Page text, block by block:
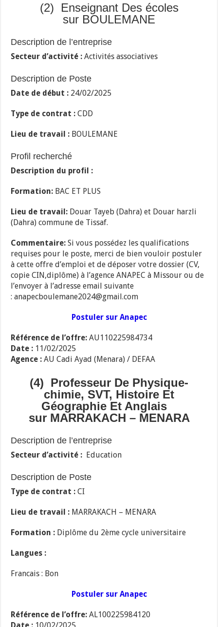
(2) Enseignant Des écoles
sur BOULEMANE
Description de l’entreprise
Secteur d’activité : Activités associatives
Description de Poste
Date de début : 24/02/2025
Type de contrat :CDD
Lieu de travail : BOULEMANE
Profil recherché
Description du profil :
Formation: BAC ET PLUS
Lieu de travail: Douar Tayeb (Dahra) et Douar harzli
(Dahra) commune de Tissaf.
Commentaire:Si vous possédez les qualifications
requises pour le poste, merci de bien vouloir postuler
à cette offre d’emploi et de déposer votre dossier (CV,
copie CIN,diplôme) à l’agence ANAPEC à Missour ou de
l’envoyer à l’adresse email suivante
: anapecboulemane2024@gmail.com
Postuler sur Anapec
Référence de l’offre: AU110225984734
Date : 11/02/2025
Agence :AU Cadi Ayad (Menara) / DEFAA
(4) Professeur De Physique-
chimie, SVT, Histoire Et
Géographie Et Anglais
sur MARRAKACH – MENARA
Description de l’entreprise
Secteur d’activité : Education
Description de Poste
Type de contrat :CI
Lieu de travail : MARRAKACH – MENARA
Formation : Diplôme du 2ème cycle universitaire
Langues :
Francais : Bon
Postuler sur Anapec
Référence de l’offre: AL100225984120